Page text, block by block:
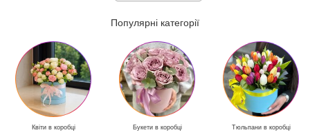
Популярні категорії
Квіти в коробці Букети в коробці Тюльпани в коробці